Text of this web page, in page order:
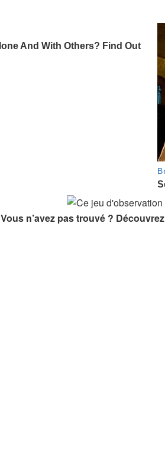
Vous n’avez pas trouvé ?